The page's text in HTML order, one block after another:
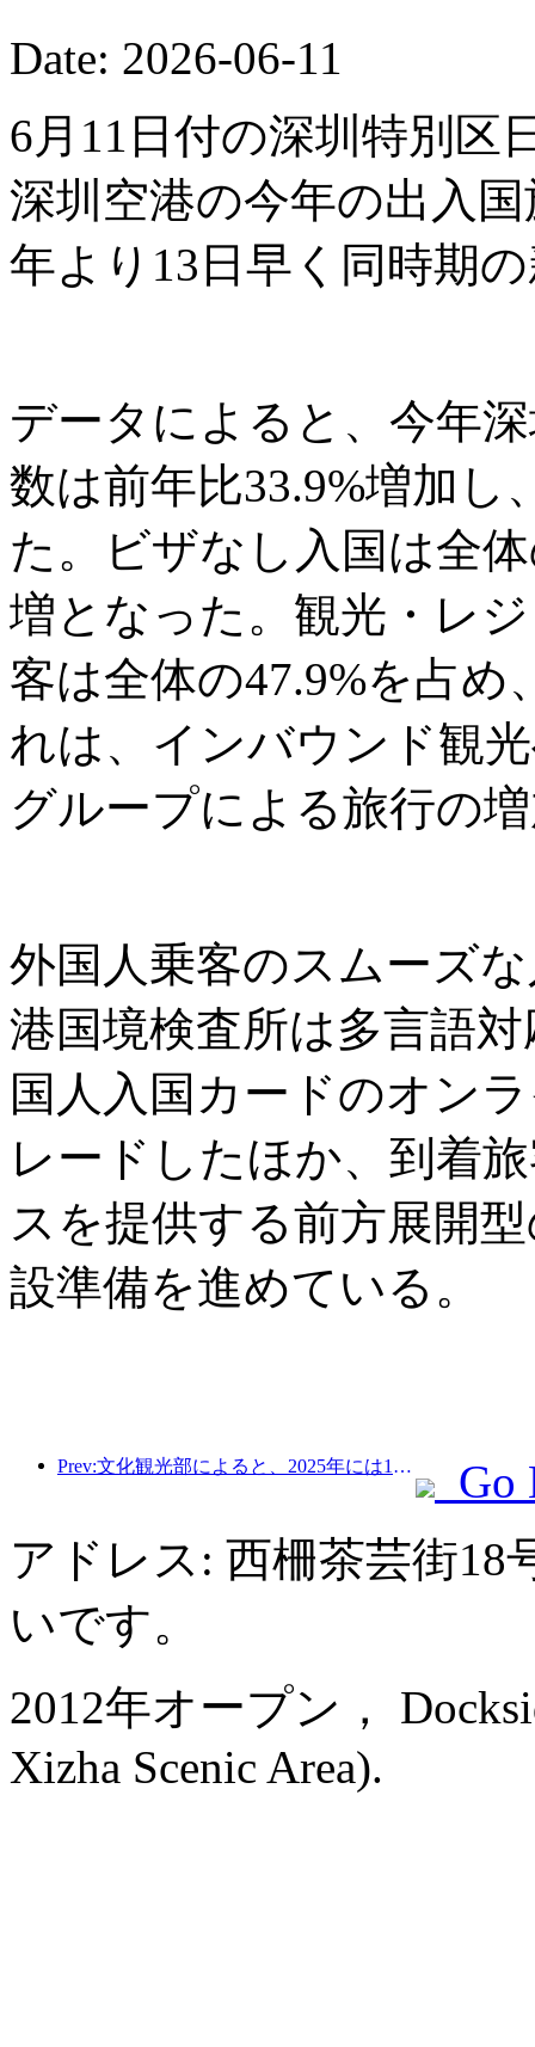
Date: 2026-06-11
6月11日付の深圳特別区
深圳空港の今年の出入
年より13日早く同時期
データによると、今年
数は前年比33.9%増加し
た。ビザなし入国は全
増となった。観光・レ
客は全体の47.9%を占め
れは、インバウンド観
グループによる旅行の
外国人乗客のスムーズ
港国境検査所は多言語
国人入国カードのオン
レードしたほか、到着
スを提供する前方展開
設準備を進めている。
Prev:文化観光部によると、2025年には16,994か所のA級景勝地が75億1000万人の観光客を迎え、5544億9000万元の観光収入を生み出した。
Go
アドレス: 西柵茶芸街18
いです。
2012年オープン，
Xizha Scenic Area).